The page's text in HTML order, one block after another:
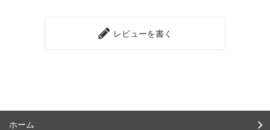
レビューを書く
ホーム